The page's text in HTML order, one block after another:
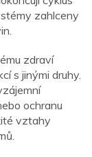
zahlceny
zdraví
s jinými druhy.
ochranu
vztahy